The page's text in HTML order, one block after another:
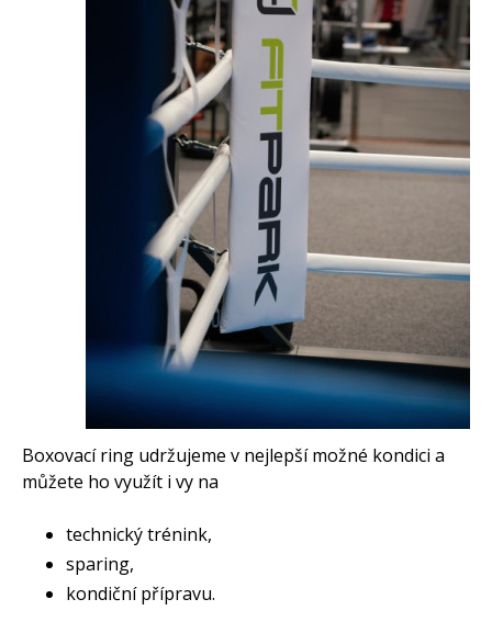
Boxovací ring udržujeme v nejlepší možné kondici a
můžete ho využít i vy na
technický trénink,
sparing,
kondiční přípravu.